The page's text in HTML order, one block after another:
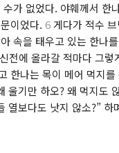
가 없었다. 야훼께서 한
이었다. 6게다가 적수
속을 태우고 있는 한나
전에 올라갈 적마다 그렇
한나는 목이 메어 먹지를
울기만 하오? 왜 먹지도
열보다도 낫지 않소?” 하